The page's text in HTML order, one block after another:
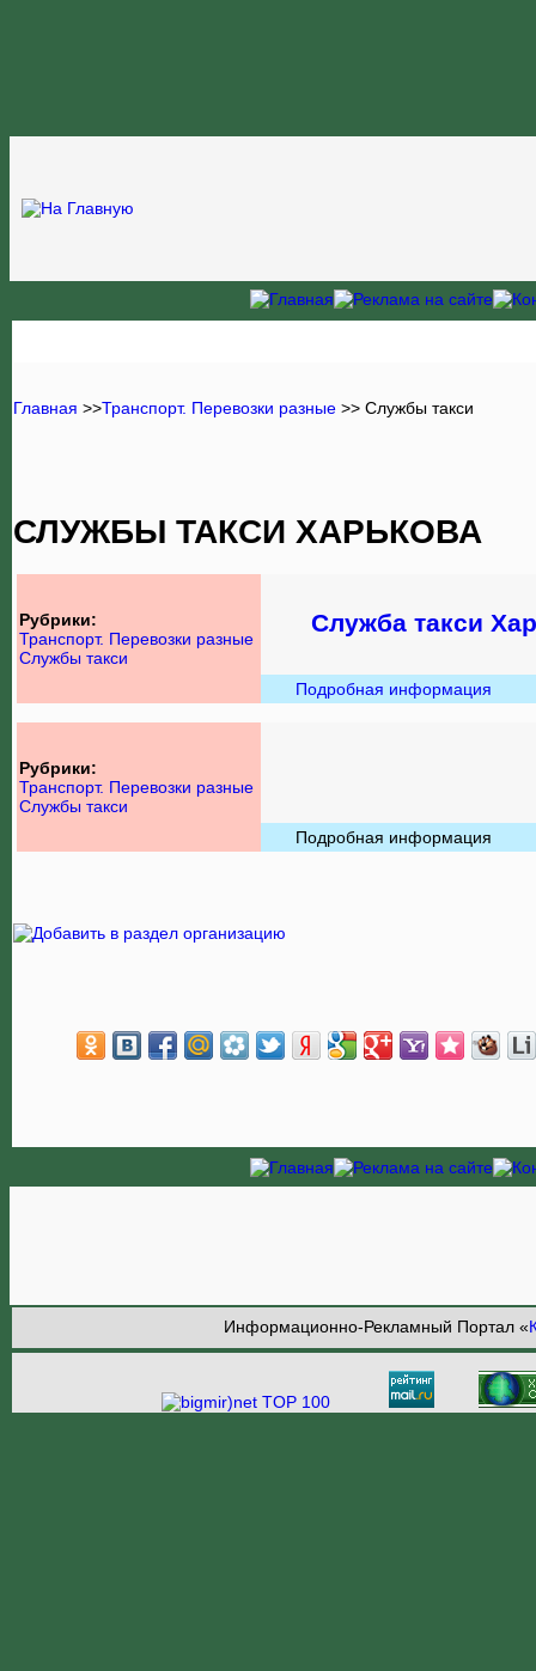
Главная >>Транспорт. Перевозки разные >> Службы такси
СЛУЖБЫ ТАКСИ ХАРЬКОВА
Рубрики:
Транспорт. Перевозки разные
Службы такси
Служба такси
Подробная информация
Рубрики:
Транспорт. Перевозки разные
Службы такси
Подробная информация
Информационно-Рекламный Портал «